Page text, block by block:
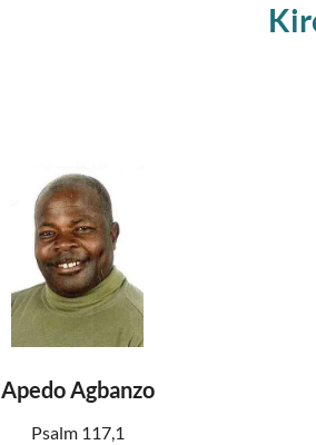
Apedo Agbanzo
Psalm 117,1